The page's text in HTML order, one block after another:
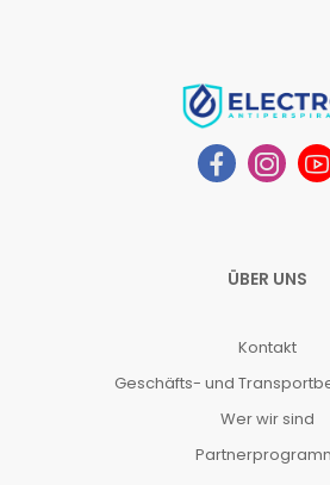
ÜBER UNS
Kontakt
Geschäfts- und
Wer wir sind